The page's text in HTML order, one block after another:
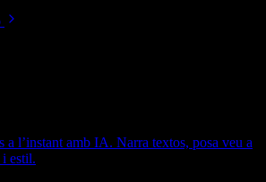
a l’instant amb IA. Narra textos, posa veu a
estil.